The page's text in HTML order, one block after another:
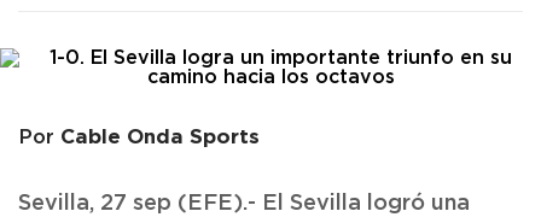
Por Cable Onda Sports
Sevilla, 27 sep (EFE).- El Sevilla logró una